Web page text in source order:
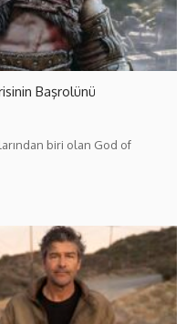
Başrolünü
biri olan God of